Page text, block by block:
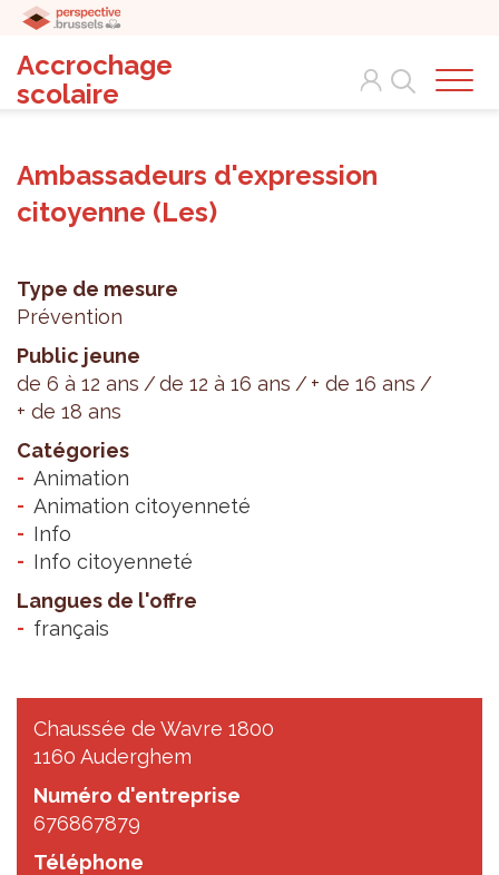
Accrochage
scolaire
Search
Ambassadeurs d'expression
citoyenne (Les)
Type de mesure
Prévention
Public jeune
de 6 à 12 ans
de 12 à 16 ans
+ de 16 ans
+ de 18 ans
Catégories
Animation
Animation citoyenneté
Info
Info citoyenneté
Langues de l'offre
français
Chaussée de Wavre 1800
1160 Auderghem
Numéro d'entreprise
676867879
Téléphone